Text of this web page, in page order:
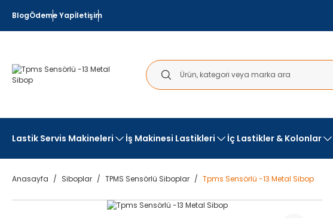
BlogÖdeme Yapİletişim
Lastik Servis Makineleri İş Makinesi Lastikleri İç Lastikler & Kolonlar
Anasayfa Siboplar TPMS Sensörlü Siboplar Tpms Sensörlü -13 Metal Sibop